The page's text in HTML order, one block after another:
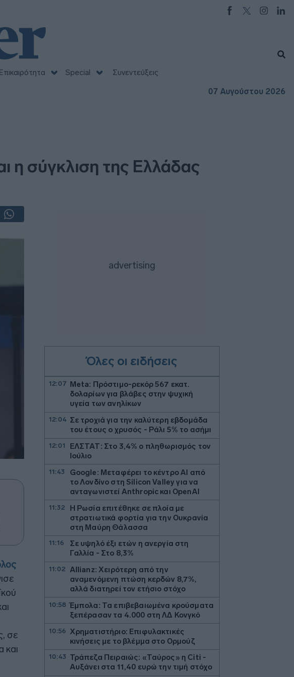
Επικαιρότητα Special
Συνεντεύξεις
07 Αυγούστου 2026
η σύγκλιση της Ελλάδας
σε
και
Όλες οι ειδήσεις
12:07
Meta: Πρόστιμο-ρεκόρ 567 εκατ.
δολαρίων για βλάβες στην ψυχική
υγεία των ανηλίκων
12:04 Σε τροχιά για την καλύτερη εβδομάδα
του έτους ο χρυσός - Ράλι 5% το ασήμι
12:01
ΕΛΣΤΑΤ: Στο 3,4% ο πληθωρισμός τον
Ιούλιο
11:43
Google: Μεταφέρει το κέντρο ΑΙ από
το Λονδίνο στη Silicon Valley για να
ανταγωνιστεί Anthropic και OpenAI
11:32
Η Ρωσία επιτέθηκε σε πλοία με
στρατιωτικά φορτία για την Ουκρανία
στη Μαύρη Θάλασσα
11:16
Σε υψηλό έξι ετών η ανεργία στη
Γαλλία - Στο 8,3%
11:02
Allianz: Χειρότερη από την
αναμενόμενη πτώση κερδών 8,7%,
αλλά διατηρεί τον ετήσιο στόχο
10:58 Έμπολα: Τα επιβεβαιωμένα κρούσματα
ξεπέρασαν τα 4.000 στη ΛΔ Κονγκό
10:56 Χρηματιστήριο: Επιφυλακτικές
κινήσεις με το βλέμμα στο Ορμούζ
10:43 Τράπεζα Πειραιώς: «Ταύρος» η Citi -
Αυξάνει στα 11,40 ευρώ την τιμή στόχο